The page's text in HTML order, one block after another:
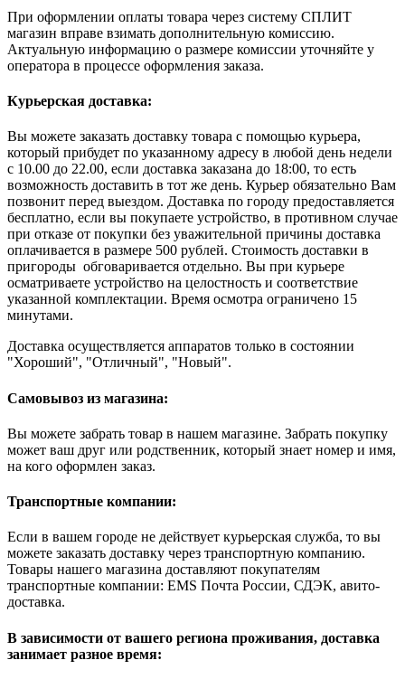
При оформлении оплаты товара через систему СПЛИТ
магазин вправе взимать дополнительную комиссию.
Актуальную информацию о размере комиссии уточняйте у
оператора в процессе оформления заказа.
Курьерская доставка:
Вы можете заказать доставку товара с помощью курьера,
который прибудет по указанному адресу в любой день недели
с 10.00 до 22.00, если доставка заказана до 18:00, то есть
возможность доставить в тот же день. Курьер обязательно Вам
позвонит перед выездом. Доставка по городу предоставляется
бесплатно, если вы покупаете устройство, в противном случае
при отказе от покупки без уважительной причины доставка
оплачивается в размере 500 рублей. Стоимость доставки в
пригороды обговаривается отдельно. Вы при курьере
осматриваете устройство на целостность и соответствие
указанной комплектации. Время осмотра ограничено 15
минутами.
Доставка осуществляется аппаратов только в состоянии
"Хороший", "Отличный", "Новый".
Самовывоз из магазина:
Вы можете забрать товар в нашем магазине. Забрать покупку
может ваш друг или родственник, который знает номер и имя,
на кого оформлен заказ.
Транспортные компании:
Если в вашем городе не действует курьерская служба, то вы
можете заказать доставку через транспортную компанию.
Товары нашего магазина доставляют покупателям
транспортные компании: EMS Почта России, СДЭК, авито-
доставка.
В зависимости от вашего региона проживания, доставка
занимает разное время: